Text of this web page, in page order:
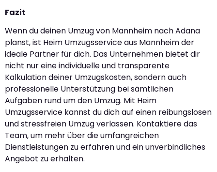
Fazit
Wenn du deinen Umzug von Mannheim nach Adana
planst, ist Heim Umzugsservice aus Mannheim der
ideale Partner für dich. Das Unternehmen bietet dir
nicht nur eine individuelle und transparente
Kalkulation deiner Umzugskosten, sondern auch
professionelle Unterstützung bei sämtlichen
Aufgaben rund um den Umzug. Mit Heim
Umzugsservice kannst du dich auf einen reibungslosen
und stressfreien Umzug verlassen. Kontaktiere das
Team, um mehr über die umfangreichen
Dienstleistungen zu erfahren und ein unverbindliches
Angebot zu erhalten.